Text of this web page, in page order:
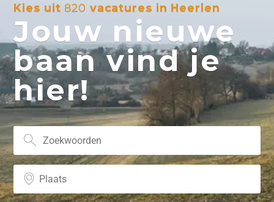
Kies uit 820 vacatures in Heerlen
Jouw nieuwe
baan vind je
hier!